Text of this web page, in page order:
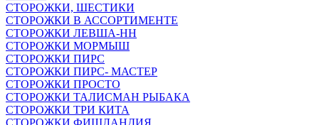
СТОРОЖКИ, ШЕСТИКИ
СТОРОЖКИ В АССОРТИМЕНТЕ
СТОРОЖКИ ЛЕВША-НН
СТОРОЖКИ МОРМЫШ
СТОРОЖКИ ПИРС
СТОРОЖКИ ПИРС- МАСТЕР
СТОРОЖКИ ПРОСТО
СТОРОЖКИ ТАЛИСМАН РЫБАКА
СТОРОЖКИ ТРИ КИТА
СТОРОЖКИ ФИШЛАНДИЯ